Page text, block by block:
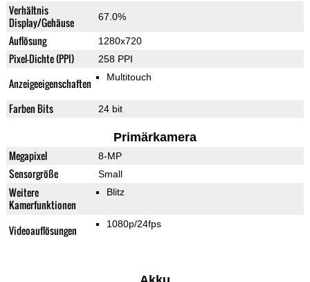
Verhältnis
Display/Gehäuse
67.0%
Auflösung 1280x720
Pixel-Dichte (PPI) 258 PPI
Anzeigeeigenschaften Multitouch
Farben Bits 24 bit
Primärkamera
Megapixel 8-MP
Sensorgröße Small
Weitere
Kamerfunktionen
Blitz
Videoauflösungen 1080p/24fps